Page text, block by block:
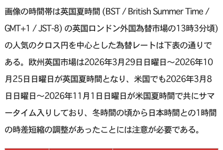
画像の時間帯は英国夏時間 (BST / British Summer Time /
GMT+1 / JST-8) の英国ロンドン外国為替市場の13時3分頃)
の人気のクロス円を中心とした為替レートは下表の通りで
ある。欧州英国市場は2026年3月29日日曜日〜2026年10
月25日日曜日が英国夏時間となり、米国でも2026年3月8
日日曜日〜2026年11月1日日曜日が米国夏時間で共にサマ
ータイム入りしており、冬時間の頃から日本時間との1時間
の時差短縮の調整があったことには注意が必要である。